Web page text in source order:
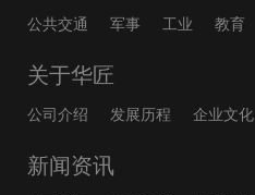
公共交通 军事 工业 教育
关于华匠
公司介绍 发展历程 企业文化
新闻资讯